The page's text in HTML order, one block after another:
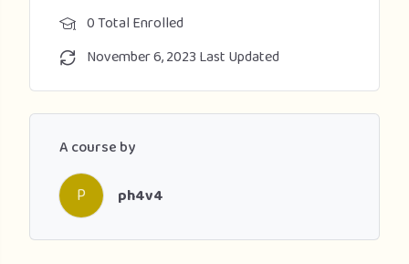
0 Total Enrolled
November 6, 2023 Last Updated
A course by
P ph4v4